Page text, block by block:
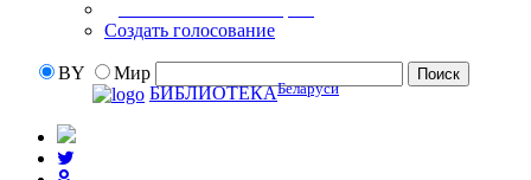
Создать голосование
BY
Мир
БИБЛИОТЕКАБеларуси